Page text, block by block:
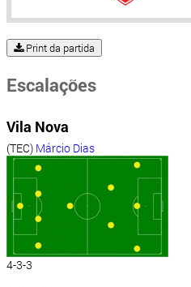
Print da partida
Escalações
Vila Nova
(TEC) Márcio Dias
4-3-3